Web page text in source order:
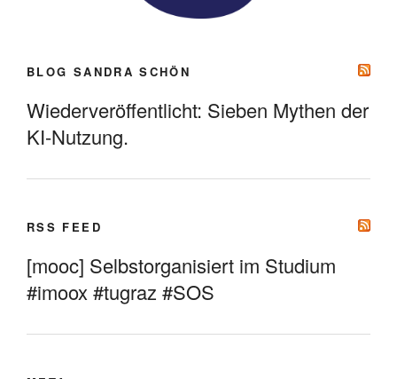
BLOG SANDRA SCHÖN
Wiederveröffentlicht: Sieben Mythen der
KI-Nutzung.
RSS FEED
[mooc] Selbstorganisiert im Studium
#imoox #tugraz #SOS